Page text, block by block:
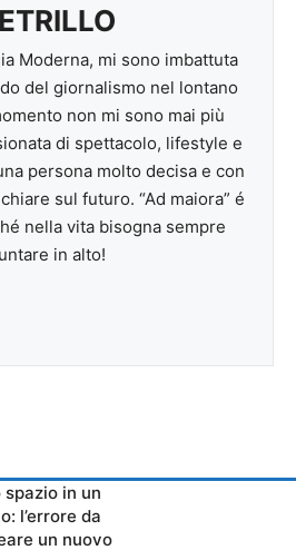
Moderna, mi sono imbattuta
del giornalismo nel lontano
non mi sono mai più
di spettacolo, lifestyle e
persona molto decisa e con
sul futuro. “Ad maiora” é
nella vita bisogna sempre
in alto!
in un
l’errore da
un nuovo